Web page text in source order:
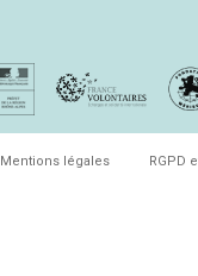
Mentions légales RGPD